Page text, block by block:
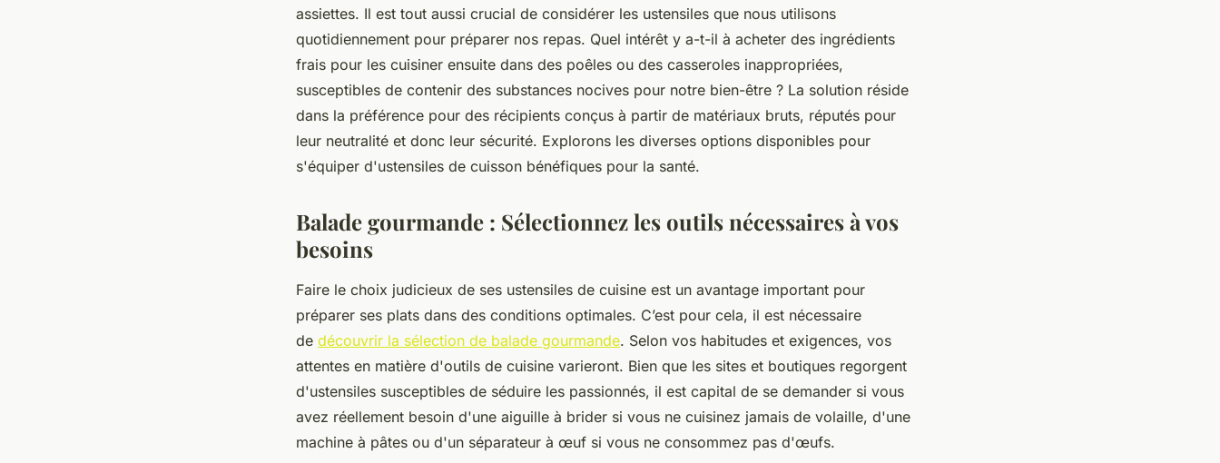
assiettes. Il est tout aussi crucial de considérer les ustensiles que nous utilisons
quotidiennement pour préparer nos repas. Quel intérêt y a-t-il à acheter des ingrédients
frais pour les cuisiner ensuite dans des poêles ou des casseroles inappropriées,
susceptibles de contenir des substances nocives pour notre bien-être ? La solution réside
dans la préférence pour des récipients conçus à partir de matériaux bruts, réputés pour
leur neutralité et donc leur sécurité. Explorons les diverses options disponibles pour
s'équiper d'ustensiles de cuisson bénéfiques pour la santé.
Balade gourmande : Sélectionnez les outils nécessaires à vos
besoins
Faire le choix judicieux de ses ustensiles de cuisine est un avantage important pour
préparer ses plats dans des conditions optimales. C’est pour cela, il est nécessaire
de découvrir la sélection de balade gourmande. Selon vos habitudes et exigences, vos
attentes en matière d'outils de cuisine varieront. Bien que les sites et boutiques regorgent
d'ustensiles susceptibles de séduire les passionnés, il est capital de se demander si vous
avez réellement besoin d'une aiguille à brider si vous ne cuisinez jamais de volaille, d'une
machine à pâtes ou d'un séparateur à œuf si vous ne consommez pas d'œufs.